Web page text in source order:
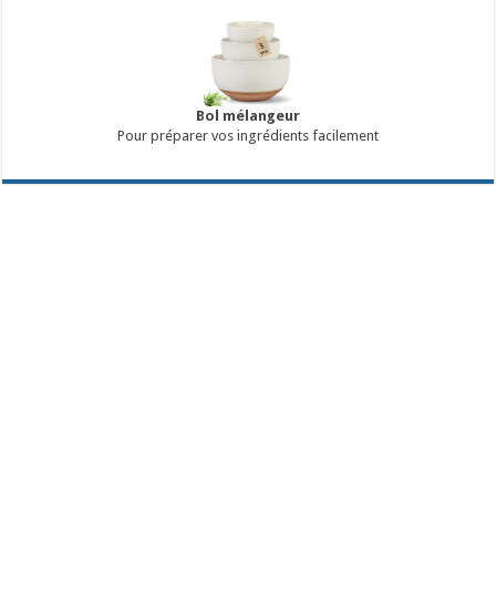
Bol mélangeur
Pour préparer vos ingrédients facilement